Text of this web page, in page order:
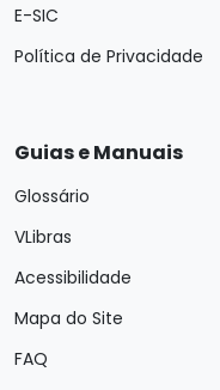
E-SIC
Política de Privacidade
Guias e Manuais
Glossário
VLibras
Acessibilidade
Mapa do Site
FAQ